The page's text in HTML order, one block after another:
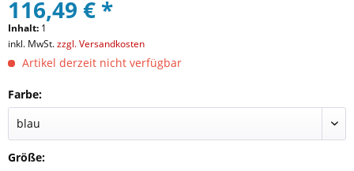
116,49 € *
Inhalt: 1
inkl. MwSt.zzgl. Versandkosten
Artikel derzeit nicht verfügbar
Farbe:
Größe: